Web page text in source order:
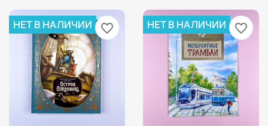
НЕТ В НАЛИЧИИ favorite_border НЕТ В НАЛИЧИИ favorite_border